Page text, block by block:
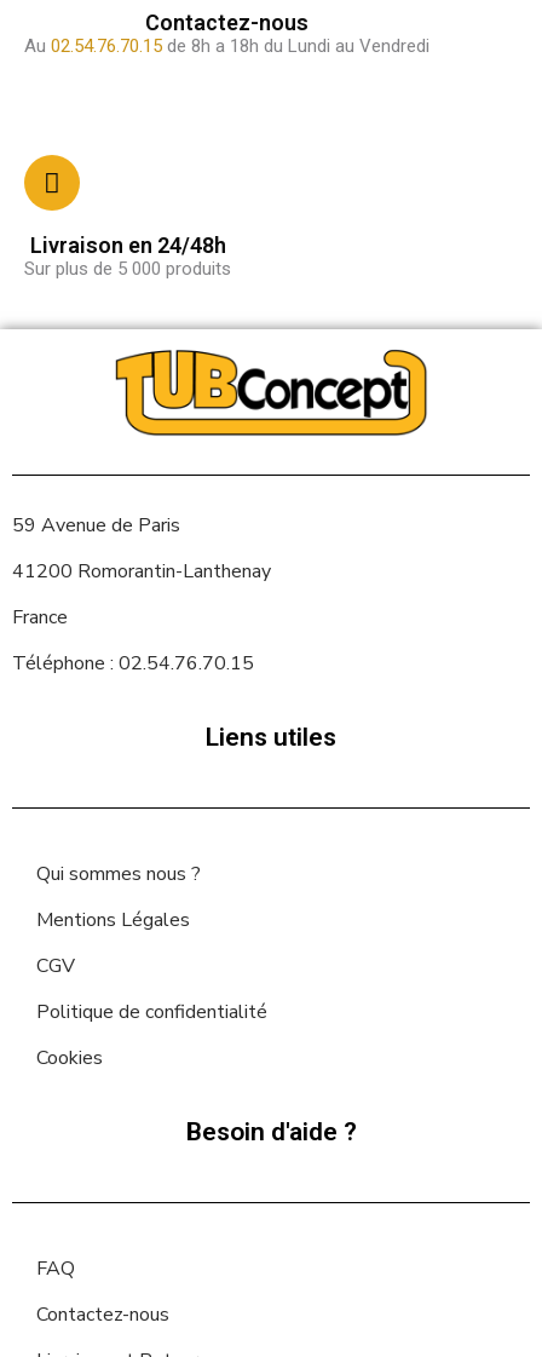
Contactez-nous
Au 02.54.76.70.15 de 8h a 18h du Lundi au Vendredi
Livraison en 24/48h
Sur plus de 5 000 produits
59 Avenue de Paris
41200 Romorantin-Lanthenay
France
Téléphone : 02.54.76.70.15
Liens utiles
Qui sommes nous ?
Mentions Légales
CGV
Politique de confidentialité
Cookies
Besoin d'aide ?
FAQ
Contactez-nous